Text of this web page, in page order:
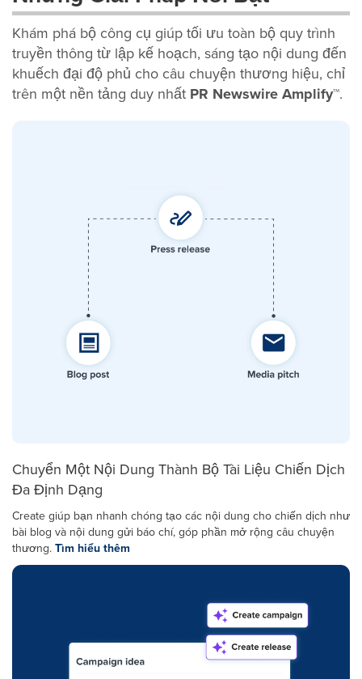
Khám phá bộ công cụ giúp tối ưu toàn bộ quy trình
truyền thông từ lập kế hoạch, sáng tạo nội dung đến
khuếch đại độ phủ cho câu chuyện thương hiệu, chỉ
trên một nền tảng duy nhất PR Newswire Amplify™.
Chuyển Một Nội Dung Thành Bộ Tài Liệu Chiến Dịch
Đa Định Dạng
Create giúp bạn nhanh chóng tạo các nội dung cho chiến dịch như
bài blog và nội dung gửi báo chí, góp phần mở rộng câu chuyện
thương.Tìm hiểu thêm